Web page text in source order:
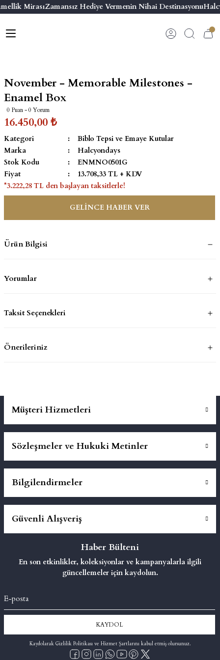
MirasıZamansız Hediye Vermenin Nihai Destinasyonu
Geri Dön
Geri Dön
ve Aksesuarlar
Mum
Geri Dön
Yivli Kabaşon Bilezik
Geri Dön
Seriler
Elephant
November - Memorable Milestones -
Enamel Box
0 Puan - 0 Yorum
16.450,00 ₺
Kategori
Biblo Tepsi ve Emaye Kutular
Marka
Halcyondays
Stok Kodu
ENMNO0501G
Fiyat
13.708,33 TL + KDV
*3.222,28 TL den başlayan taksitlerle!
GELİNCE HABER VER
Ürün Bilgisi
Yorumlar
Taksit Seçenekleri
Önerileriniz
Müşteri Hizmetleri
Sözleşmeler ve Hukuki Metinler
Bilgilendirmeler
Güvenli Alışveriş
Haber Bülteni
En son etkinlikler, koleksiyonlar ve kampanyalarla ilgili
güncellemeler için kaydolun.
KAYDOL
Kaydolarak Gizlilik Politikası ve Hizmet Şartlarını kabul etmiş olursunuz.